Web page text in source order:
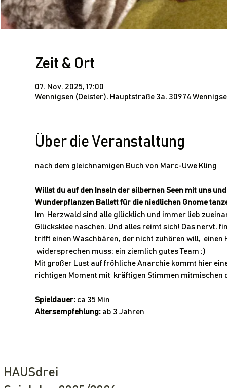
Zeit & Ort
07. Nov. 2025, 17:00
Wennigsen (Deister), Hauptstraße 3a, 30974
Über die Veranstaltung
nach dem gleichnamigen Buch von Marc-Uwe Kling
Willst du auf den Inseln der silbernen Seen mit uns
Wunderpflanzen Ballett für die niedlichen Gnome
Im  Herzwald sind alle glücklich und immer lieb
Glücksklee naschen. Und alles reimt sich! Das nervt,
trifft einen Waschbären, der nicht zuhören will,
widersprechen muss: ein ziemlich gutes Team :)
Mit großer Lust auf fröhliche Anarchie kommt hier
richtigen Moment mit  kräftigen Stimmen mitmischen
Spieldauer: ca 35 Min
Altersempfehlung: ab 3 Jahren
HAUSdrei